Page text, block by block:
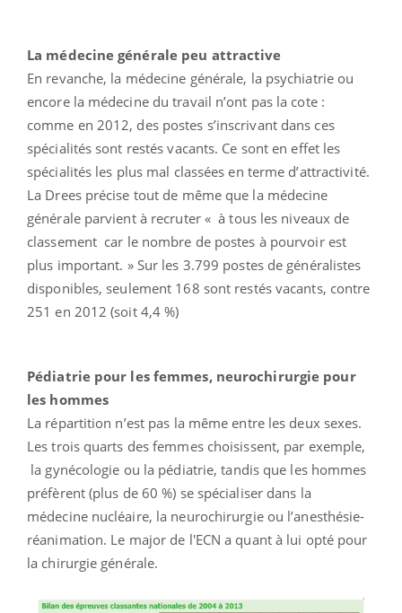
La médecine générale peu attractive
En revanche, la médecine générale, la psychiatrie ou
encore la médecine du travail n’ont pas la cote :
comme en 2012, des postes s’inscrivant dans ces
spécialités sont restés vacants. Ce sont en effet les
spécialités les plus mal classées en terme d’attractivité.
La Drees précise tout de même que la médecine
générale parvient à recruter « à tous les niveaux de
classement car le nombre de postes à pourvoir est
plus important. » Sur les 3.799 postes de généralistes
disponibles, seulement 168 sont restés vacants, contre
251 en 2012 (soit 4,4 %)
Pédiatrie pour les femmes, neurochirurgie pour
les hommes
La répartition n’est pas la même entre les deux sexes.
Les trois quarts des femmes choisissent, par exemple,
la gynécologie ou la pédiatrie, tandis que les hommes
préfèrent (plus de 60 %) se spécialiser dans la
médecine nucléaire, la neurochirurgie ou l’anesthésie-
réanimation. Le major de l'ECN a quant à lui opté pour
la chirurgie générale.